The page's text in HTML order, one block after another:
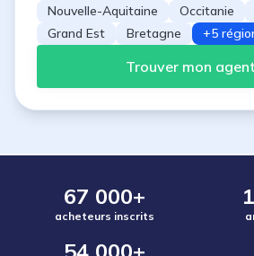
Nouvelle-Aquitaine
Occitanie
Grand Est
Bretagne +5
Trouver mon agent
67 000+
acheteurs inscrits
54 000+